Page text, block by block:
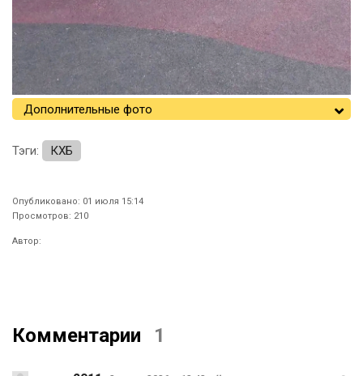
Дополнительные фото
Тэги: КХБ
Опубликовано: 01 июля 15:14
Просмотров: 210
Автор:
Комментарии 1